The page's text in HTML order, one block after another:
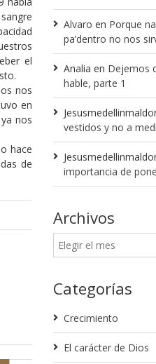
el
nos
en
nos
hace
de
Alvaro en Porque
pa’dentro no nos
Analia en Dejemos
hable, parte 1
vestidos y no a
importancia de
Archivos
Categorías
Crecimiento
El carácter de Dios